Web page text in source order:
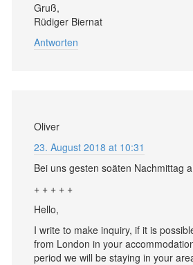
Gruß,
Rüdiger Biernat
Antworten
Oliver
23. August 2018 at 10:31
Bei uns gesten soäten Nachmittag
+ + + + +
Hello,
I write to make inquiry, if it is
from London in your
period we will be staying in your